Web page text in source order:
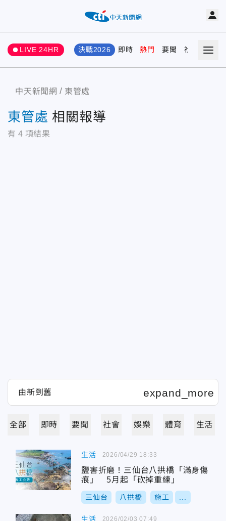
LIVE 24HR 決戰2026 即時 熱門 要聞 社會 娛樂
中天新聞網 東管處
東管處 相關報導
有 4 項結果
全部 即時 要聞 社會 娛樂 體育 生活
生活
鹽害折磨！三仙台八拱橋「滿身傷
痕」 5月起「砍掉重練」
三仙台 八拱橋 施工
2026/04/29 18:33
生活 2026/02/03 07:49